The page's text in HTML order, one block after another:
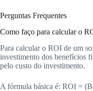
Perguntas Frequentes
Como faço para calcular o
Para calcular o ROI de um
investimento dos benefícios
pelo custo do investimento.
A fórmula básica é: ROI =